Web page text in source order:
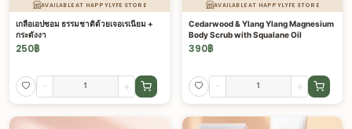
AVAILABLE AT HAPPYLYFE STORE
เกลือเอปซอม ธรรมชาติด้วยเจอเรเนียม +
กระดังงา
250฿
- +
AVAILABLE AT HAPPYLYFE STORE
Cedarwood & Ylang Ylang Magnesium
Body Scrub with Squalane Oil
390฿
- +